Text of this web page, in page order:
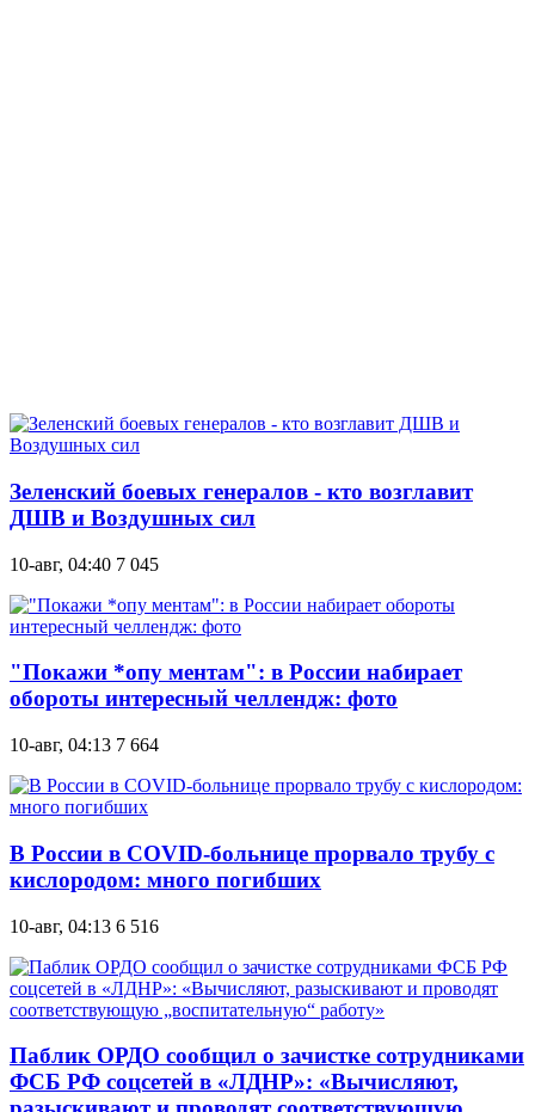
Зеленский боевых генералов - кто возглавит
ДШВ и Воздушных сил
10-авг, 04:40 7 045
"Покажи *опу ментам": в России набирает
обороты интересный челлендж: фото
10-авг, 04:13 7 664
В России в COVID-больнице прорвало трубу с
кислородом: много погибших
10-авг, 04:13 6 516
Паблик ОРДО сообщил о зачистке сотрудниками
ФСБ РФ соцсетей в «ЛДНР»: «Вычисляют,